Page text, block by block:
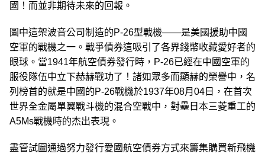
國！而並非期待未來的回報。
圖中這架波音公司制造的P-26型戰機——是美國援助中國
空軍的戰機之一。戰爭債券這吸引了各界錢幣收藏愛好者的
眼球。當1941年航空債券發行時，P-26已經在中國空軍的
服役隊伍中立下赫赫戰功了！諸如眾多而顯赫的榮譽中，名
列榜首的就是中國的P-26戰機於1937年08月04日，在首次
世界全金屬單翼戰斗機的混合空戰中，對壘日本三菱重工的
A5Ms戰機時的杰出表現。
盡管試圖通過努力發行愛國航空債券方式來籌集購買新飛機